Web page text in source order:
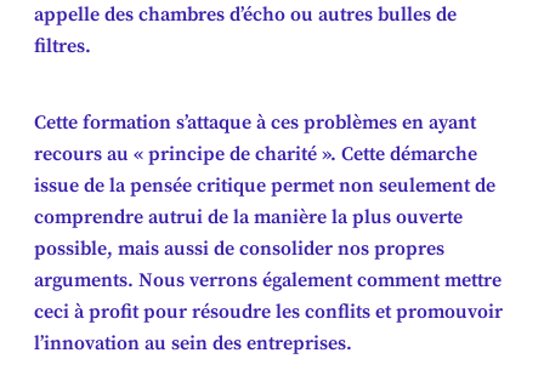
appelle des chambres d’écho ou autres bulles de
filtres.
Cette formation s’attaque à ces problèmes en ayant
recours au « principe de charité ». Cette démarche
issue de la pensée critique permet non seulement de
comprendre autrui de la manière la plus ouverte
possible, mais aussi de consolider nos propres
arguments. Nous verrons également comment mettre
ceci à profit pour résoudre les conflits et promouvoir
l’innovation au sein des entreprises.